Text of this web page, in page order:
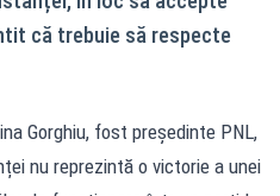
că trebuie să respecte
Gorghiu, fost președinte PNL,
nu reprezintă o victorie a unei